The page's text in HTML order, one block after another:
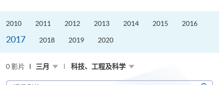
2010 2011 2012 2013 2014 2015 2016
2017 2018 2019 2020
0 影片 三月 科技、工程及科学